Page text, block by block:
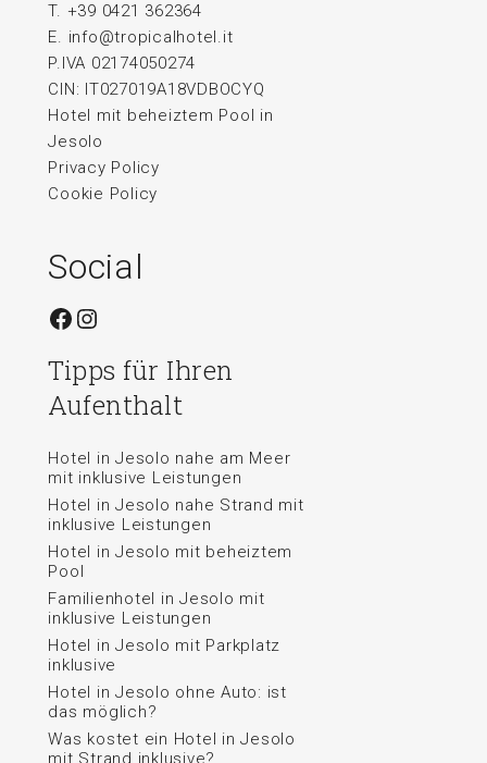
T. +39 0421 362364
E. info@tropicalhotel.it
P.IVA 02174050274
CIN: IT027019A18VDBOCYQ
Hotel mit beheiztem Pool in
Jesolo
Privacy Policy
Cookie Policy
Social
Facebook
Instagram
Tipps für Ihren
Aufenthalt
Hotel in Jesolo nahe am Meer
mit inklusive Leistungen
Hotel in Jesolo nahe Strand mit
inklusive Leistungen
Hotel in Jesolo mit beheiztem
Pool
Familienhotel in Jesolo mit
inklusive Leistungen
Hotel in Jesolo mit Parkplatz
inklusive
Hotel in Jesolo ohne Auto: ist
das möglich?
Was kostet ein Hotel in Jesolo
mit Strand inklusive?